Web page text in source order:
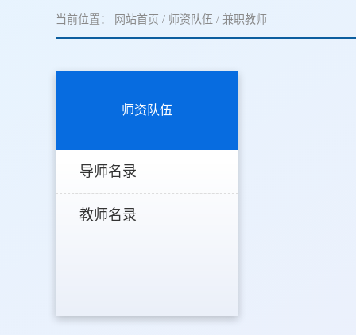
当前位置： 网站首页 / 师资队伍 / 兼职教师
师资队伍
导师名录
教师名录